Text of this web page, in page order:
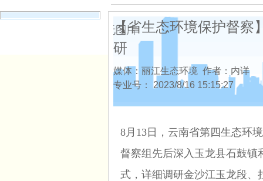
【省生态环境保护督察
研
媒体：丽江生态环境 作者：内详
专业号：
2023/8/16 15:15:27
8月13日，云南省第四生态环
督察组先后深入玉龙县石鼓镇
式，详细调研金沙江玉龙段、